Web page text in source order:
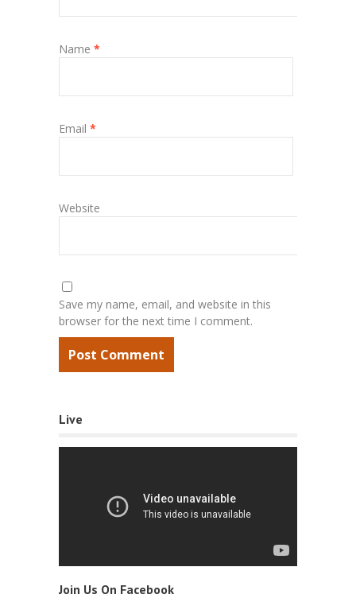
Name *
Email *
Website
Save my name, email, and website in this
browser for the next time I comment.
Live
Join Us On Facebook